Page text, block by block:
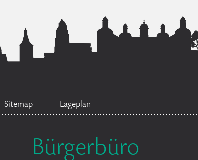
Sitemap Lageplan
Bürgerbüro